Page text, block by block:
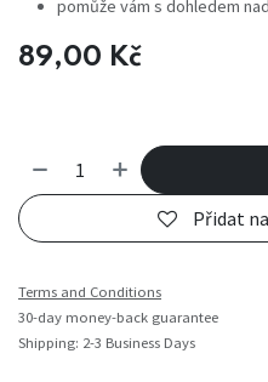
pomůže vám s dohledem
89,00 Kč
Přidat
Terms and Conditions
30-day money-back guarantee
Shipping: 2-3 Business Days